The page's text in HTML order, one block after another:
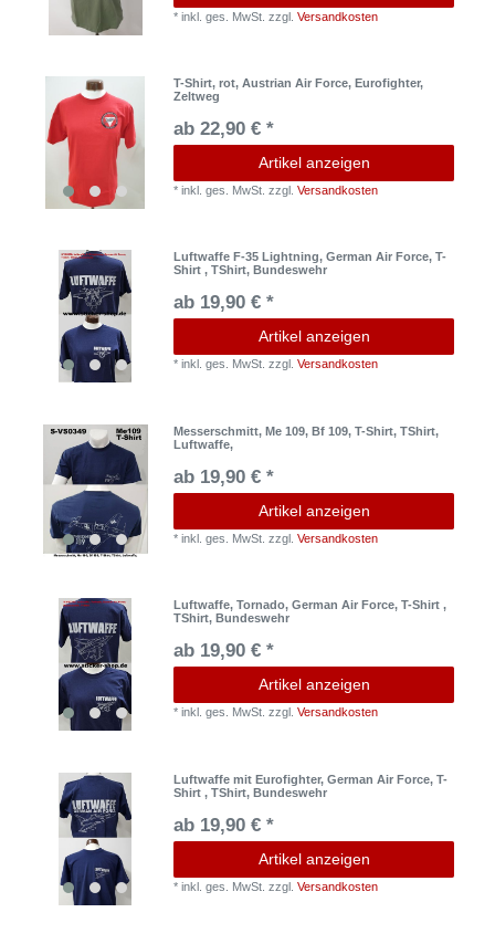
*inkl. ges. MwSt. zzgl.Versandkosten
T-Shirt, rot, Austrian Air Force, Eurofighter,
Zeltweg
ab 22,90 € *
Artikel anzeigen
*inkl. ges. MwSt. zzgl.Versandkosten
Luftwaffe F-35 Lightning, German Air Force, T-
Shirt , TShirt, Bundeswehr
ab 19,90 € *
Artikel anzeigen
*inkl. ges. MwSt. zzgl.Versandkosten
Messerschmitt, Me 109, Bf 109, T-Shirt, TShirt,
Luftwaffe,
ab 19,90 € *
Artikel anzeigen
*inkl. ges. MwSt. zzgl.Versandkosten
Luftwaffe, Tornado, German Air Force, T-Shirt ,
TShirt, Bundeswehr
ab 19,90 € *
Artikel anzeigen
*inkl. ges. MwSt. zzgl.Versandkosten
Luftwaffe mit Eurofighter, German Air Force, T-
Shirt , TShirt, Bundeswehr
ab 19,90 € *
Artikel anzeigen
*inkl. ges. MwSt. zzgl.Versandkosten